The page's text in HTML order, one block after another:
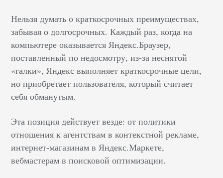
Нельзя думать о краткосрочных преимуществах,
забывая о долгосрочных. Каждый раз, когда на
компьютере оказывается Яндекс.Браузер,
поставленный по недосмотру, из-за неснятой
«галки», Яндекс выполняет краткосрочные цели,
но приобретает пользователя, который считает
себя обманутым.
Эта позиция действует везде: от политики
отношения к агентствам в контекстной рекламе,
интернет-магазинам в Яндекс.Маркете,
вебмастерам в поисковой оптимизации.